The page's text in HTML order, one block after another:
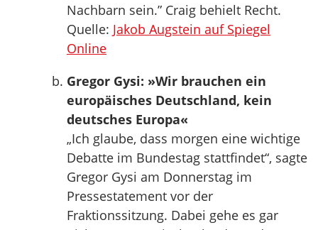
Nachbarn sein.” Craig behielt Recht.
Quelle: Jakob Augstein auf Spiegel
Online
Gregor Gysi: »Wir brauchen ein
europäisches Deutschland, kein
deutsches Europa«
„Ich glaube, dass morgen eine wichtige
Debatte im Bundestag stattfindet“, sagte
Gregor Gysi am Donnerstag im
Pressestatement vor der
Fraktionssitzung. Dabei gehe es gar